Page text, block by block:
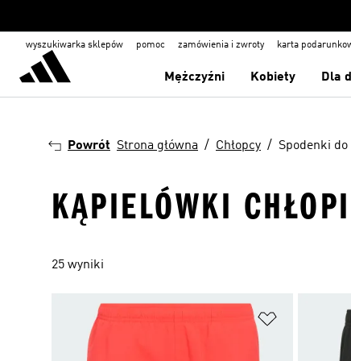
wyszukiwarka sklepów pomoc zamówienia i zwroty karta
Mężczyźni Kobiety Dla
Powrót Strona główna Chłopcy Spodenki
KĄPIELÓWKI
25 wyniki
Dodaj do